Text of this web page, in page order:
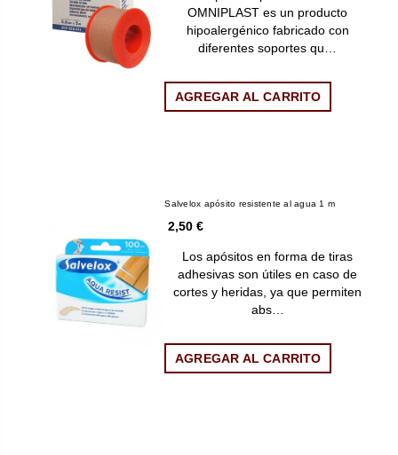
OMNIPLAST es un producto
hipoalergénico fabricado con
diferentes soportes qu…
AGREGAR AL CARRITO
Salvelox apósito resistente al agua 1 m
2,50 €
Los apósitos en forma de tiras
adhesivas son útiles en caso de
cortes y heridas, ya que permiten
abs…
AGREGAR AL CARRITO